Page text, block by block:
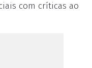
com críticas ao